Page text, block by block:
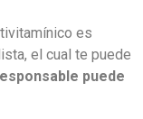
es
el cual te puede
puede